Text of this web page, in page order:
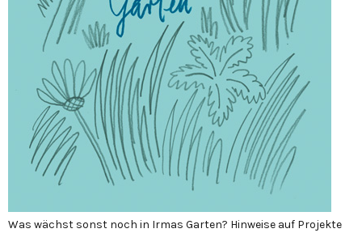
Was wächst sonst noch in Irmas Garten? Hinweise auf Projekte